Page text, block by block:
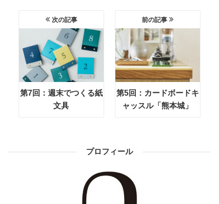
次の記事
第7回：週末でつくる紙
文具
前の記事
第5回：カードボードキ
ャッスル「熊本城」
プロフィール